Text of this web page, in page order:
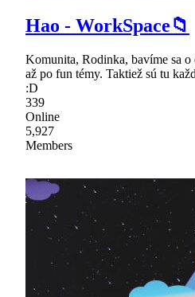
Hao - WorkSpace📁
Komunita, Rodinka, bavíme sa
až po fun témy. Taktiež sú tu
:D
339
Online
5,927
Members